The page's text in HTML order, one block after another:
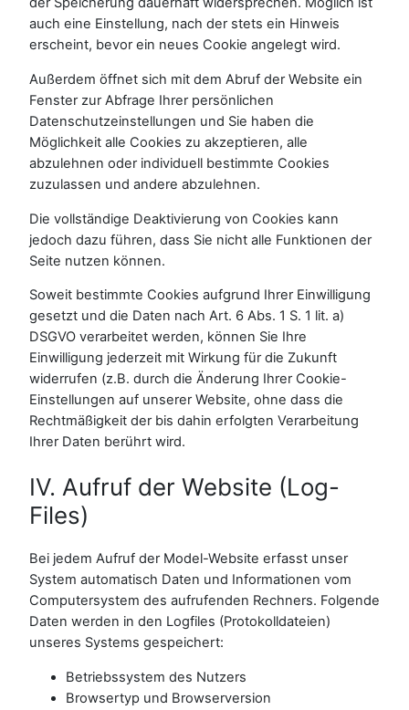
auch eine Einstellung, nach der stets ein Hinweis
erscheint, bevor ein neues Cookie angelegt wird.
Außerdem öffnet sich mit dem Abruf der Website ein
Fenster zur Abfrage Ihrer persönlichen
Datenschutzeinstellungen und Sie haben die
Möglichkeit alle Cookies zu akzeptieren, alle
abzulehnen oder individuell bestimmte Cookies
zuzulassen und andere abzulehnen.
Die vollständige Deaktivierung von Cookies kann
jedoch dazu führen, dass Sie nicht alle Funktionen der
Seite nutzen können.
Soweit bestimmte Cookies aufgrund Ihrer Einwilligung
gesetzt und die Daten nach Art. 6 Abs. 1 S. 1 lit. a)
DSGVO verarbeitet werden, können Sie Ihre
Einwilligung jederzeit mit Wirkung für die Zukunft
widerrufen (z.B. durch die Änderung Ihrer Cookie-
Einstellungen auf unserer Website, ohne dass die
Rechtmäßigkeit der bis dahin erfolgten Verarbeitung
Ihrer Daten berührt wird.
IV. Aufruf der Website (Log-
Files)
Bei jedem Aufruf der Model-Website erfasst unser
System automatisch Daten und Informationen vom
Computersystem des aufrufenden Rechners. Folgende
Daten werden in den Logfiles (Protokolldateien)
unseres Systems gespeichert:
Betriebssystem des Nutzers
Browsertyp und Browserversion